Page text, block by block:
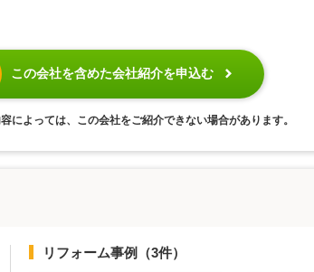
この会社を含めた会社紹介を申込む
によっては、この会社をご紹介できない場合があります。
リフォーム事例 （3件）